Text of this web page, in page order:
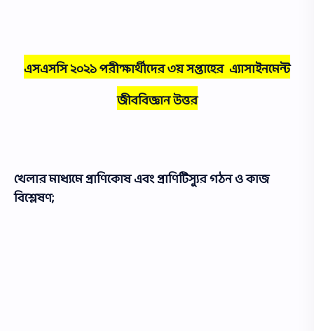
এসএসসি ২০২১ পরীক্ষার্থীদের ৩য় সপ্তাহের এ্যাসাইনমেন্ট
জীববিজ্ঞান উত্তর
খেলার মাধ্যমে প্রাণিকোষ এবং প্রাণিটিস্যুর গঠন ও কাজ
বিশ্লেষণ;